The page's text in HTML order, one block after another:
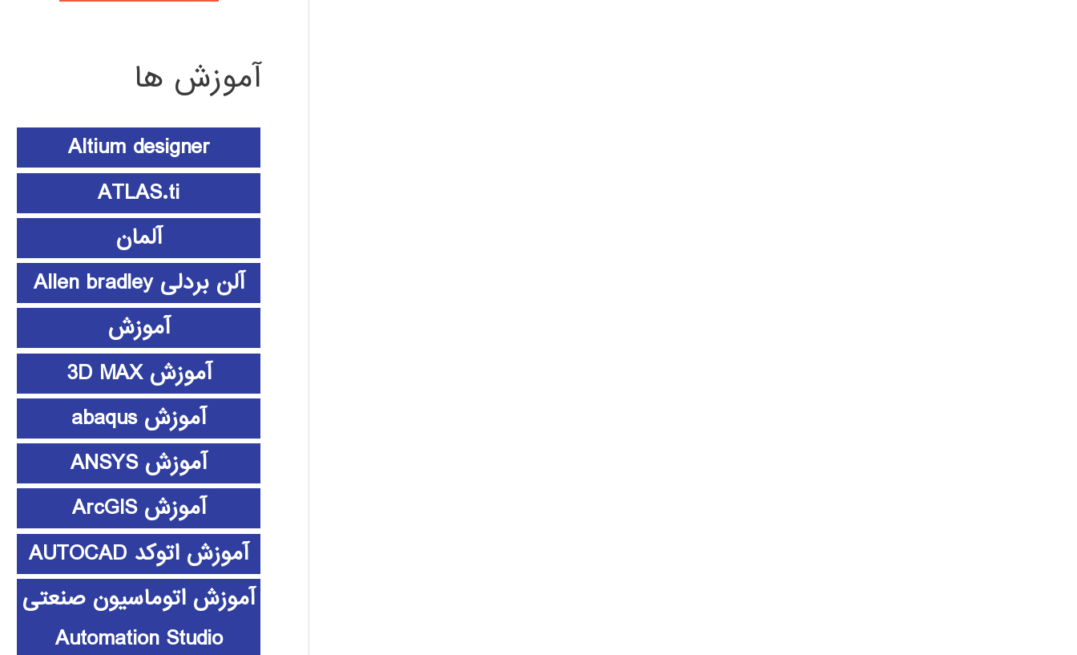
آموزش ها
Altium designer
ATLAS.ti
آلمان
آلن بردلی Allen bradley
آموزش
آموزش 3D MAX
آموزش abaqus
آموزش ANSYS
آموزش ArcGIS
آموزش اتوکد AUTOCAD
آموزش اتوماسیون صنعتی
Automation Studio